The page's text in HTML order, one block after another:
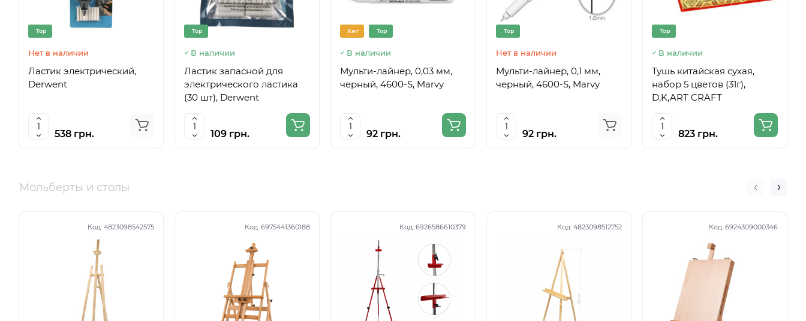
Top
Нет в наличии
Ластик электрический,
Derwent
538 грн.
Top
В наличии
Ластик запасной для
электрического ластика
(30 шт), Derwent
109 грн.
Хит Top
В наличии
Мульти-лайнер, 0,03 мм,
черный, 4600-S, Marvy
92 грн.
Top
Нет в наличии
Мульти-лайнер, 0,1 мм,
черный, 4600-S, Marvy
92 грн.
Top
В наличии
Тушь китайская сухая,
набор 5 цветов (31г),
D,K,ART CRAFT
823 грн.
Мольберты и столы
Код: 4823098542575 Код: 6975441360188 Код: 6926586610379 Код: 4823098512752 Код: 6924309000346